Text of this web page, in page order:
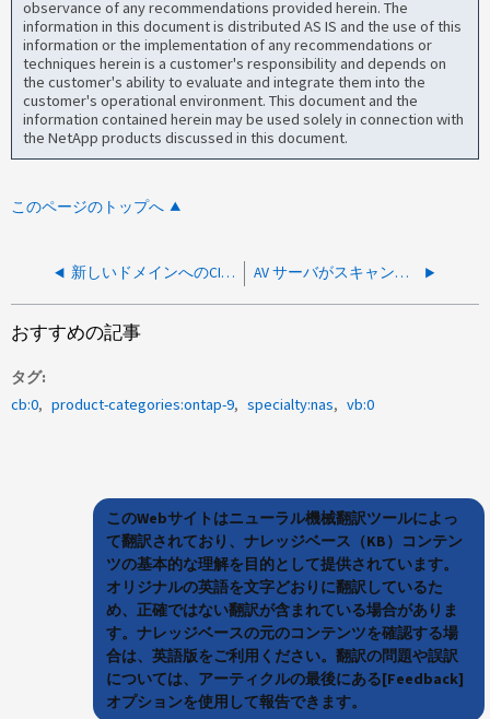
observance of any recommendations provided herein. The
information in this document is distributed AS IS and the use of this
information or the implementation of any recommendations or
techniques herein is a customer's responsibility and depends on
the customer's ability to evaluate and integrate them into the
customer's operational environment. This document and the
information contained herein may be used solely in connection with
the NetApp products discussed in this document.
このページのトップへ
新しいドメインへのCIFS移行後にファイルにアクセスできない AV サーバがスキャン要求を処理できない場合、ファイルにアクセスできません
おすすめの記事
タグ
cb:0
product-categories:ontap-9 specialty:nas vb:0
このWebサイトはニューラル機械翻訳ツールによっ
て翻訳されており、ナレッジベース（KB）コンテン
ツの基本的な理解を目的として提供されています。
オリジナルの英語を文字どおりに翻訳しているた
め、正確ではない翻訳が含まれている場合がありま
す。ナレッジベースの元のコンテンツを確認する場
合は、英語版をご利用ください。翻訳の問題や誤訳
については、アーティクルの最後にある[Feedback]
オプションを使用して報告できます。